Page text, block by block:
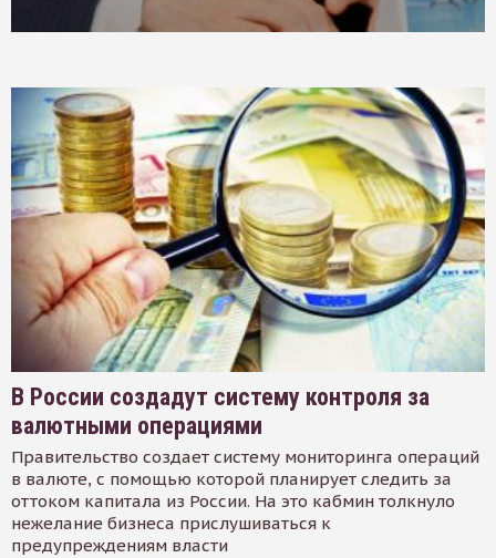
В России создадут систему контроля за
валютными операциями
Правительство создает систему мониторинга операций
в валюте, с помощью которой планирует следить за
оттоком капитала из России. На это кабмин толкнуло
нежелание бизнеса прислушиваться к
предупреждениям власти